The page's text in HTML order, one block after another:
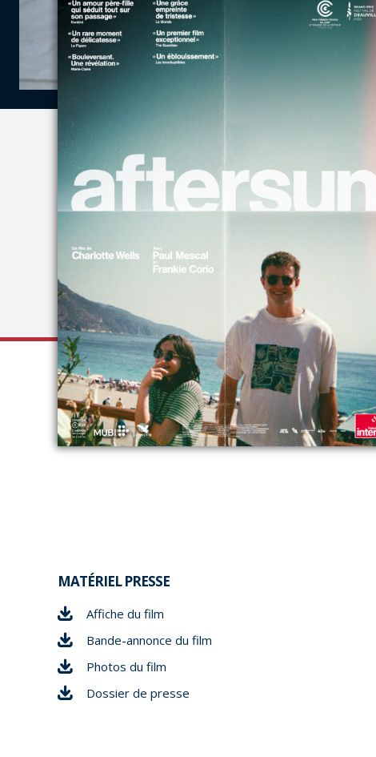
MATÉRIEL PRESSE
Affiche du film
Bande-annonce du film
Photos du film
Dossier de presse